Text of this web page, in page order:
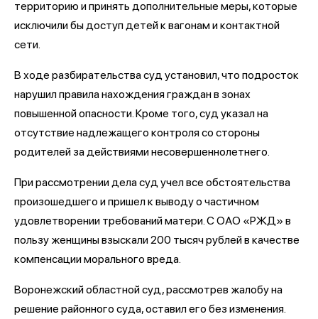
территорию и принять дополнительные меры, которые
исключили бы доступ детей к вагонам и контактной
сети.
В ходе разбирательства суд установил, что подросток
нарушил правила нахождения граждан в зонах
повышенной опасности. Кроме того, суд указал на
отсутствие надлежащего контроля со стороны
родителей за действиями несовершеннолетнего.
При рассмотрении дела суд учел все обстоятельства
произошедшего и пришел к выводу о частичном
удовлетворении требований матери. С ОАО «РЖД» в
пользу женщины взыскали 200 тысяч рублей в качестве
компенсации морального вреда.
Воронежский областной суд, рассмотрев жалобу на
решение районного суда, оставил его без изменения.